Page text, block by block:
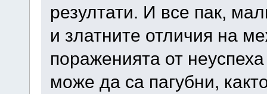
резултати. И все пак,
и златните отличия на
пораженията от
може да са пагубни,